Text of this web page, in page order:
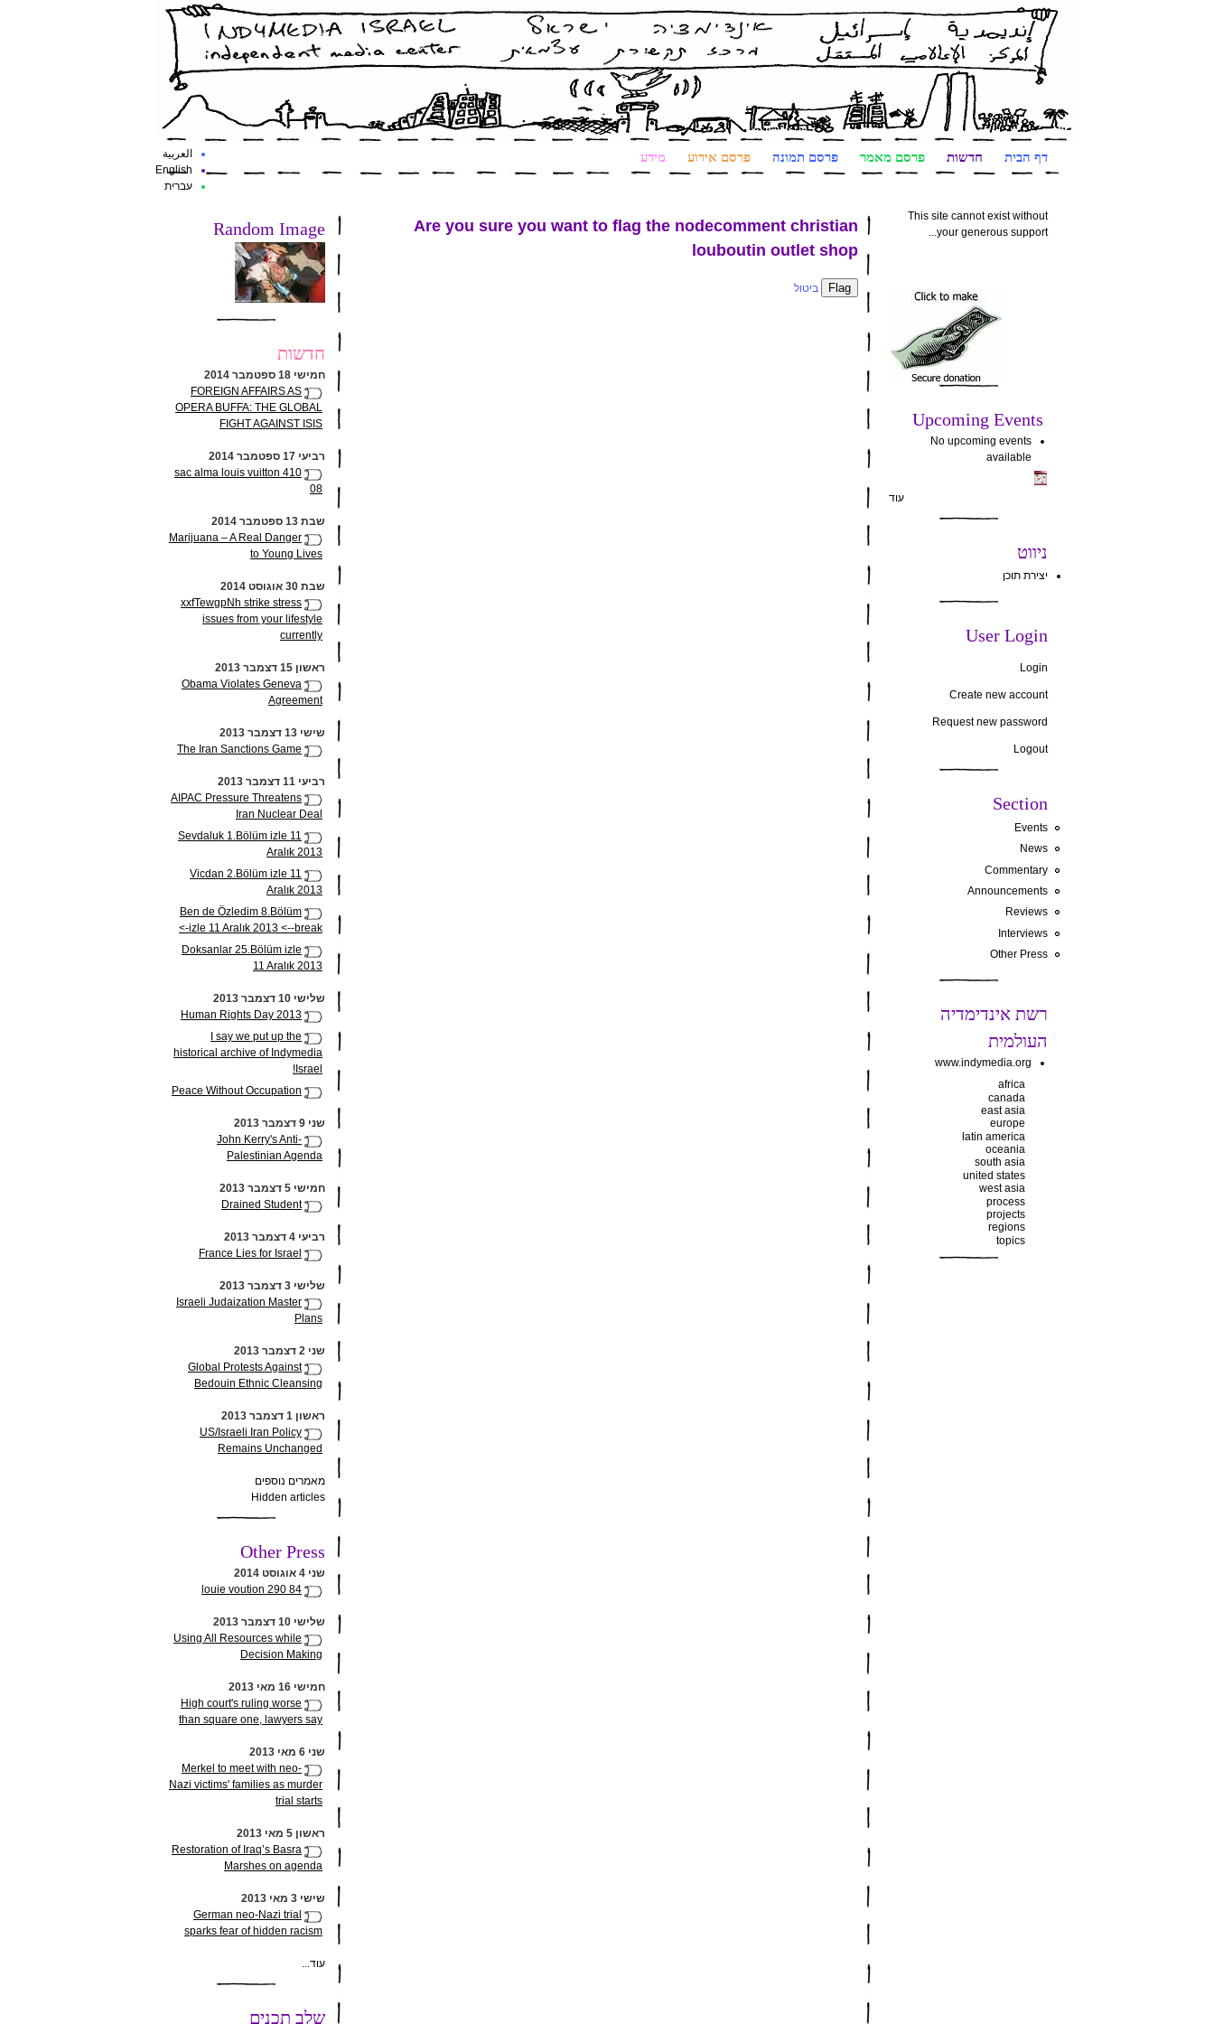
العربية
English
עברית
דף הבית חדשות פרסם מאמר פרסם תמונה פרסם אירוע מידע
This site cannot exist without
your generous support...
Upcoming Events
No upcoming events
available
עוד
ניווט
יצירת תוכן
User Login
Login
Create new account
Request new password
Logout
Section
Events
News
Commentary
Announcements
Reviews
Interviews
Other Press
רשת אינדימדיה
העולמית
www.indymedia.org
africa
canada
east asia
europe
latin america
oceania
south asia
united states
west asia
process
projects
regions
topics
Are you sure you want to flag the nodecomment christian
louboutin outlet shop
ביטול
Random Image
חדשות
חמישי 18 ספטמבר 2014
FOREIGN AFFAIRS AS
OPERA BUFFA: THE GLOBAL
FIGHT AGAINST ISIS
רביעי 17 ספטמבר 2014
sac alma louis vuitton 410
08
שבת 13 ספטמבר 2014
Marijuana – A Real Danger
to Young Lives
שבת 30 אוגוסט 2014
xxfTewgpNh strike stress
issues from your lifestyle
currently
ראשון 15 דצמבר 2013
Obama Violates Geneva
Agreement
שישי 13 דצמבר 2013
The Iran Sanctions Game
רביעי 11 דצמבר 2013
AIPAC Pressure Threatens
Iran Nuclear Deal
Sevdaluk 1.Bölüm izle 11
Aralık 2013
Vicdan 2.Bölüm izle 11
Aralık 2013
Ben de Özledim 8.Bölüm
izle 11 Aralık 2013 <--break->
Doksanlar 25.Bölüm izle
11 Aralık 2013
שלישי 10 דצמבר 2013
Human Rights Day 2013
I say we put up the
historical archive of Indymedia
Israel!
Peace Without Occupation
שני 9 דצמבר 2013
John Kerry's Anti-
Palestinian Agenda
חמישי 5 דצמבר 2013
Drained Student
רביעי 4 דצמבר 2013
France Lies for Israel
שלישי 3 דצמבר 2013
Israeli Judaization Master
Plans
שני 2 דצמבר 2013
Global Protests Against
Bedouin Ethnic Cleansing
ראשון 1 דצמבר 2013
US/Israeli Iran Policy
Remains Unchanged
מאמרים נוספים
Hidden articles
Other Press
שני 4 אוגוסט 2014
louie voution 290 84
שלישי 10 דצמבר 2013
Using All Resources while
Decision Making
חמישי 16 מאי 2013
High court's ruling worse
than square one, lawyers say
שני 6 מאי 2013
Merkel to meet with neo-
Nazi victims' families as murder
trial starts
ראשון 5 מאי 2013
Restoration of Iraq’s Basra
Marshes on agenda
שישי 3 מאי 2013
German neo-Nazi trial
sparks fear of hidden racism
עוד...
שלב תכנים